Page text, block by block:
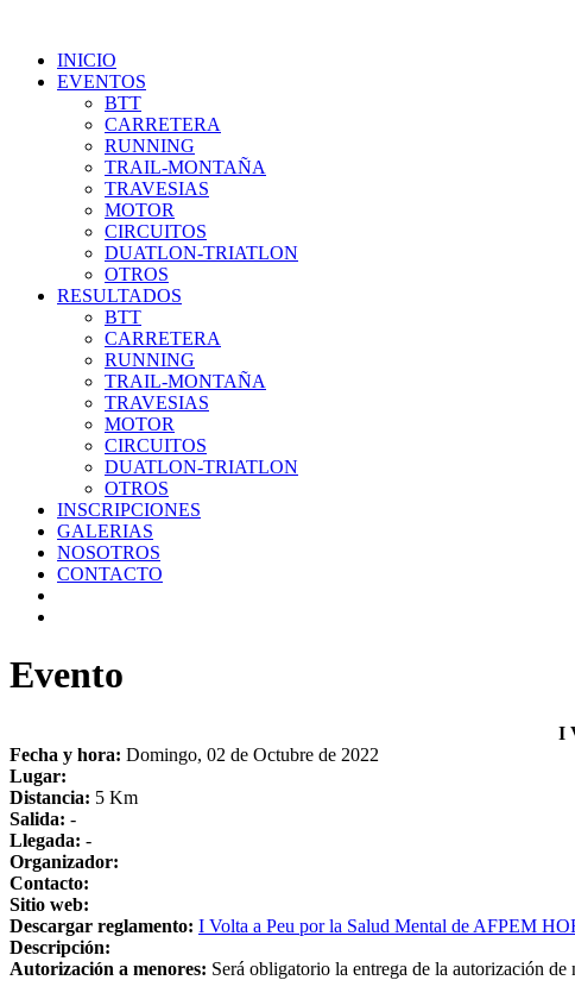
INICIO
EVENTOS
BTT
CARRETERA
RUNNING
TRAIL-MONTAÑA
TRAVESIAS
MOTOR
CIRCUITOS
DUATLON-TRIATLON
OTROS
RESULTADOS
BTT
CARRETERA
RUNNING
TRAIL-MONTAÑA
TRAVESIAS
MOTOR
CIRCUITOS
DUATLON-TRIATLON
OTROS
INSCRIPCIONES
GALERIAS
NOSOTROS
CONTACTO
Evento
I
Fecha y hora: Domingo, 02 de Octubre de 2022
Lugar:
Distancia: 5 Km
Salida: -
Llegada: -
Organizador:
Contacto:
Sitio web:
Descargar reglamento: I Volta a Peu por la Salud Mental de AFPEM
Descripción:
Autorización a menores: Será obligatorio la entrega de la autorización de